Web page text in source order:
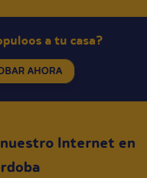
a tu casa?
AHORA
Internet en